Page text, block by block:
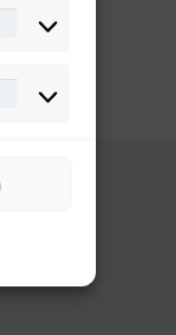
Statistiken
Marketing